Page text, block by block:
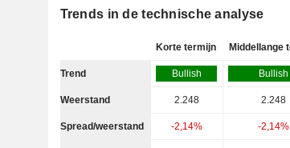
Trends in de technische analyse
Korte termijn Middellange
Trend Bullish Bullish
Weerstand 2.248 2.248
Spread/weerstand -2,14% -2,14%